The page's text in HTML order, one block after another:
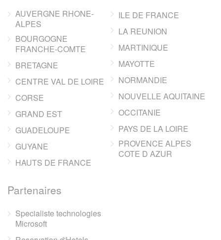
AUVERGNE RHONE-
ALPES
BOURGOGNE
FRANCHE-COMTE
BRETAGNE
CENTRE VAL DE LOIRE
CORSE
GRAND EST
GUADELOUPE
GUYANE
HAUTS DE FRANCE
ILE DE FRANCE
LA REUNION
MARTINIQUE
MAYOTTE
NORMANDIE
NOUVELLE AQUITAINE
OCCITANIE
PAYS DE LA LOIRE
PROVENCE ALPES
COTE D AZUR
Partenaires
Specialiste technologies
Microsoft